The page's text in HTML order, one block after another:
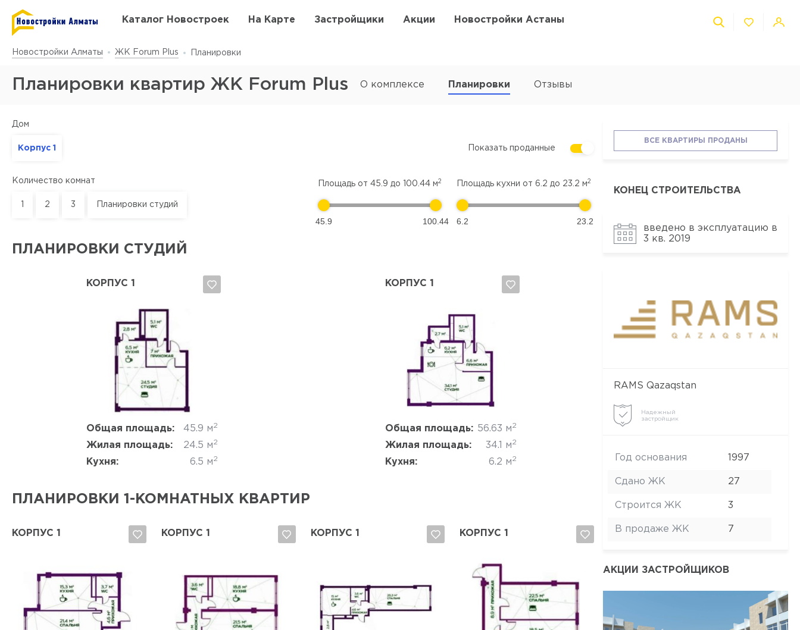
Каталог Новостроек На Карте Застройщики Акции Новостройки Астаны
Новостройки Алматы ЖК Forum Plus Планировки
Планировки квартир ЖК Forum Plus О комплексе Планировки Отзывы
Дом
Корпус 1 Показать проданные
Количество комнат
2 3 Планировки студий
Площадь от 45.9 до 100.44 м2
45.9 100.44
Площадь кухни от 6.2 до 23.2 м2
6.2 23.2
ПЛАНИРОВКИ СТУДИЙ
КОРПУС 1
Общая площадь: 45.9 м2
Жилая площадь: 24.5 м2
Кухня: 6.5 м2
Да, удалить
КОРПУС 1
Общая площадь: 56.63 м2
Жилая площадь: 34.1 м2
Кухня: 6.2 м2
ПЛАНИРОВКИ 1-КОМНАТНЫХ КВАРТИР
КОРПУС 1 КОРПУС 1 КОРПУС 1 КОРПУС 1
ВСЕ КВАРТИРЫ ПРОДАНЫ
КОНЕЦ СТРОИТЕЛЬСТВА
введено в эксплуатацию в
3 кв. 2019
RAMS Qazaqstan
Надежный
застройщик
Год основания 1997
Сдано ЖК 27
Строится ЖК 3
В продаже ЖК 7
АКЦИИ ЗАСТРОЙЩИКОВ